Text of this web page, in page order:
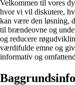
Velkommen til vores
hvor vi vil diskutere,
kan være den løsning,
til brændeovne og
og reducere
værdifulde emne og
informativ og